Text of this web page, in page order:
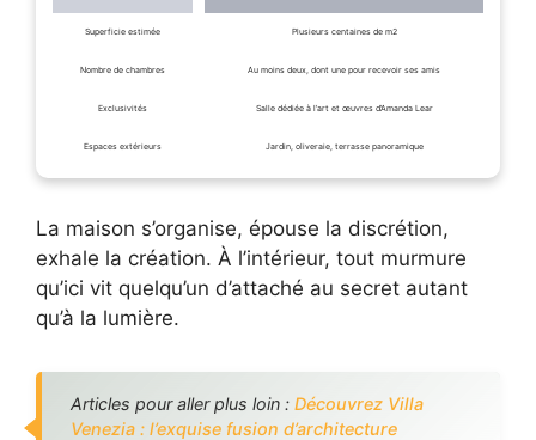
Superficie estimée Plusieurs centaines de m2
Nombre de chambres Au moins deux, dont une pour recevoir ses amis
Exclusivités Salle dédiée à l’art et œuvres d’Amanda Lear
Espaces extérieurs Jardin, oliveraie, terrasse panoramique
La maison s’organise, épouse la discrétion,
exhale la création. À l’intérieur, tout murmure
qu’ici vit quelqu’un d’attaché au secret autant
qu’à la lumière.
Articles pour aller plus loin : Découvrez Villa
Venezia : l’exquise fusion d’architecture